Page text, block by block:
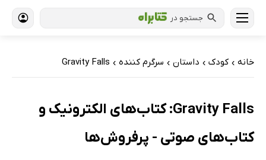
جستجو در
خانه › کودک › داستان › سرگرم کننده ›
Gravity Falls
Gravity Falls: کتاب‌های الکترونیک و
کتاب‌های صوتی - پرفروش‌ها